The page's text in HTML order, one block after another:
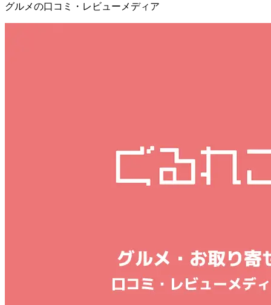
グルメの口コミ・レビューメディア